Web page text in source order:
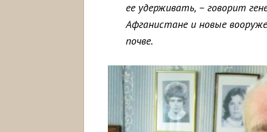
ее удерживать, – говорит
Афганистане и новые
почве.